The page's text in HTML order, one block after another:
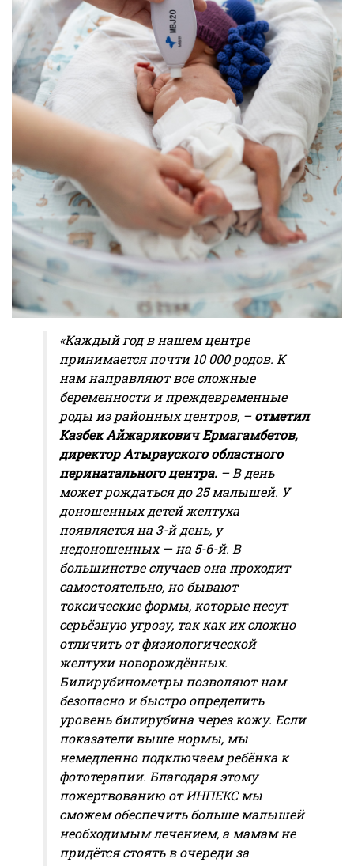
«Каждый год в нашем центре
принимается почти 10 000 родов. К
нам направляют все сложные
беременности и преждевременные
роды из районных центров, –отметил
Казбек Айжарикович Ермагамбетов,
директор Атырауского областного
перинатального центра. – В день
может рождаться до 25 малышей. У
доношенных детей желтуха
появляется на 3-й день, у
недоношенных — на 5-6-й. В
большинстве случаев она проходит
самостоятельно, но бывают
токсические формы, которые несут
серьёзную угрозу, так как их сложно
отличить от физиологической
желтухи новорождённых.
Билирубинометры позволяют нам
безопасно и быстро определить
уровень билирубина через кожу. Если
показатели выше нормы, мы
немедленно подключаем ребёнка к
фототерапии. Благодаря этому
пожертвованию от ИНПЕКС мы
сможем обеспечить больше малышей
необходимым лечением, а мамам не
придётся стоять в очереди за